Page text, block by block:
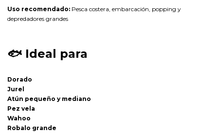
Uso recomendado: Pesca costera, embarcación, popping y
depredadores grandes
🐟 Ideal para
Dorado
Jurel
Atún pequeño y mediano
Pez vela
Wahoo
Robalo grande